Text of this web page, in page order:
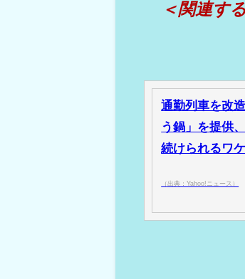
＜関連す
通勤列車を改
う鍋」を提供
続けられるワ
（出典：Yahoo!ニュース）